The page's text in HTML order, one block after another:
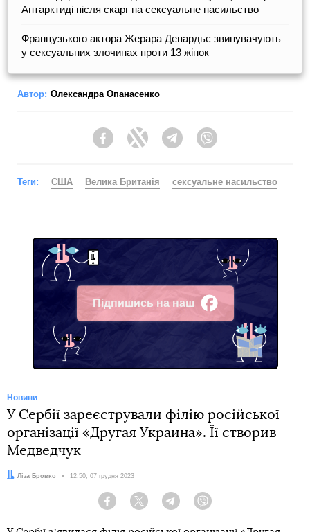
Антарктиді після скарг на сексуальне насильство
Французького актора Жерара Депардьє звинувачують
у сексуальних злочинах проти 13 жінок
Автор: Олександра Опанасенко
FacebookTwitter Telegram
Теги: США Велика Британія сексуальне насильство
Підпишись на наш
Facebook
Новини
У Сербії зареєстрували філію російської
організації «Другая Украина». Її створив
Медведчук
Автор:
Ліза Бровко Дата:
12:50, 07 грудня 2023
Facebook Twitter Telegram